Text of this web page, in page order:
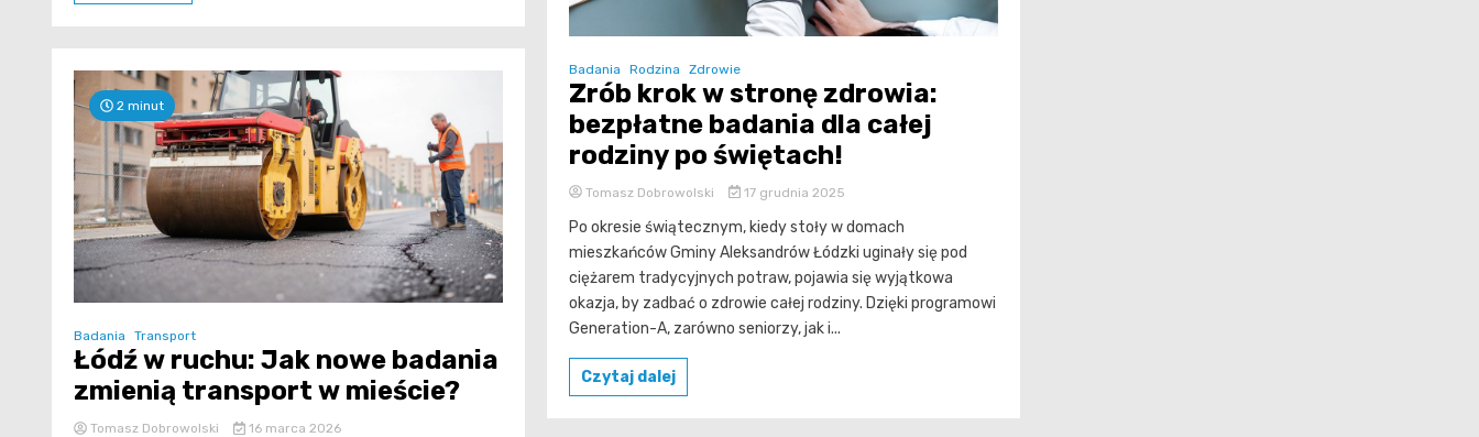
2 minut
Badania Transport
Łódź w ruchu: Jak nowe badania
zmienią transport w mieście?
Tomasz Dobrowolski 16 marca 2026
Badania Rodzina Zdrowie
Zrób krok w stronę zdrowia:
bezpłatne badania dla całej
rodziny po świętach!
Tomasz Dobrowolski 17 grudnia 2025
Po okresie świątecznym, kiedy stoły w domach
mieszkańców Gminy Aleksandrów Łódzki uginały się pod
ciężarem tradycyjnych potraw, pojawia się wyjątkowa
okazja, by zadbać o zdrowie całej rodziny. Dzięki programowi
Generation-A, zarówno seniorzy, jak i...
Czytaj dalej